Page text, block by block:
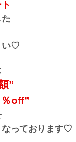
い♡
”
off”
なっております♡